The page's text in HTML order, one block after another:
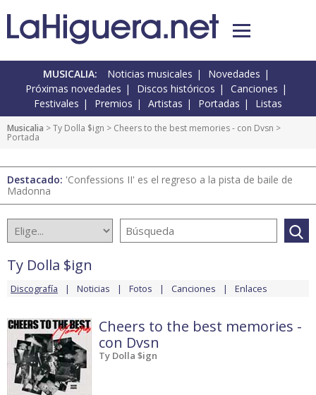
MUSICALIA: Noticias musicales
Novedades
Próximas novedades
Discos históricos
Canciones
Festivales
Premios Artistas Portadas Listas
Musicalia >Ty Dolla $ign > Cheers to the best memories - con Dvsn >
Portada
Destacado: 'Confessions II' es el regreso a la pista de baile de
Madonna
Ty Dolla $ign
Discografía Noticias Fotos Canciones Enlaces
Cheers to the best memories -
con Dvsn
Ty Dolla $ign